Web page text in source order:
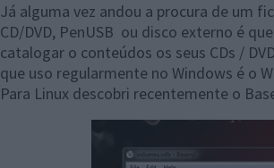
Já alguma vez andou a procura de um
CD/DVD, PenUSB ou disco externo é
catalogar o conteúdos os seus CDs /
que uso regularmente no Windows é o
Para Linux descobri recentemente o